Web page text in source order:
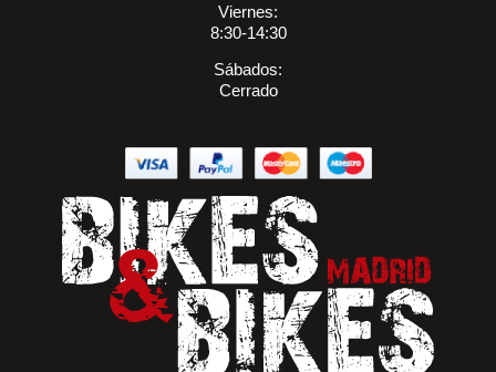
Viernes:
8:30-14:30
Sábados:
Cerrado